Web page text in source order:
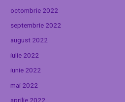
octombrie 2022
septembrie 2022
august 2022
iulie 2022
iunie 2022
mai 2022
aprilie 2022